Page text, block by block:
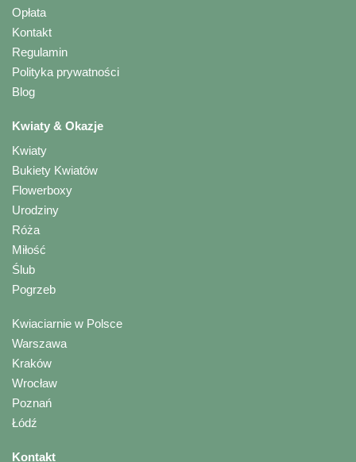
Opłata
Kontakt
Regulamin
Polityka prywatności
Blog
Kwiaty & Okazje
Kwiaty
Bukiety Kwiatów
Flowerboxy
Urodziny
Róża
Miłość
Ślub
Pogrzeb
Kwiaciarnie w Polsce
Warszawa
Kraków
Wrocław
Poznań
Łódź
Kontakt